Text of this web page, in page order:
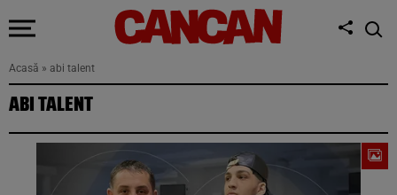
Acasă » abi talent
ABI TALENT